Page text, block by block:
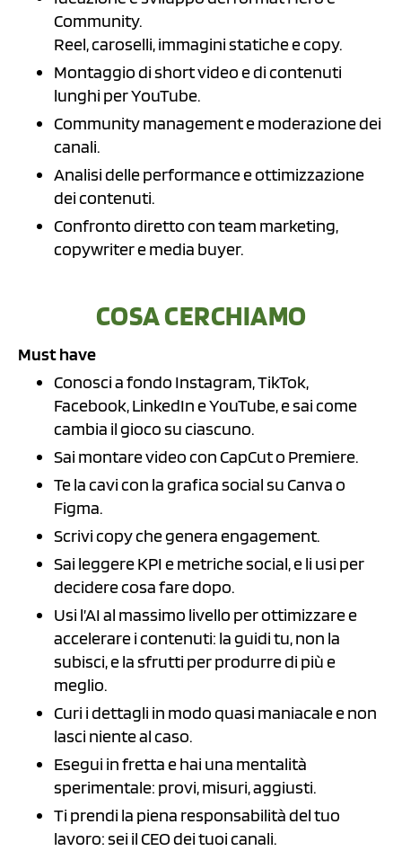
Community.
Reel, caroselli, immagini statiche e copy.
Montaggio di short video e di contenuti
lunghi per YouTube.
Community management e moderazione dei
canali.
Analisi delle performance e ottimizzazione
dei contenuti.
Confronto diretto con team marketing,
copywriter e media buyer.
COSA CERCHIAMO
Must have
Conosci a fondo Instagram, TikTok,
Facebook, LinkedIn e YouTube, e sai come
cambia il gioco su ciascuno.
Sai montare video con CapCut o Premiere.
Te la cavi con la grafica social su Canva o
Figma.
Scrivi copy che genera engagement.
Sai leggere KPI e metriche social, e li usi per
decidere cosa fare dopo.
Usi l’AI al massimo livello per ottimizzare e
accelerare i contenuti: la guidi tu, non la
subisci, e la sfrutti per produrre di più e
meglio.
Curi i dettagli in modo quasi maniacale e non
lasci niente al caso.
Esegui in fretta e hai una mentalità
sperimentale: provi, misuri, aggiusti.
Ti prendi la piena responsabilità del tuo
lavoro: sei il CEO dei tuoi canali.